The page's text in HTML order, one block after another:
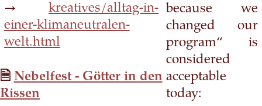
→kreatives/alltag-in-
einer-klimaneutralen-
welt.html
Nebelfest - Götter in den
Rissen
because we
changed our
program“ is
considered
acceptable
today: